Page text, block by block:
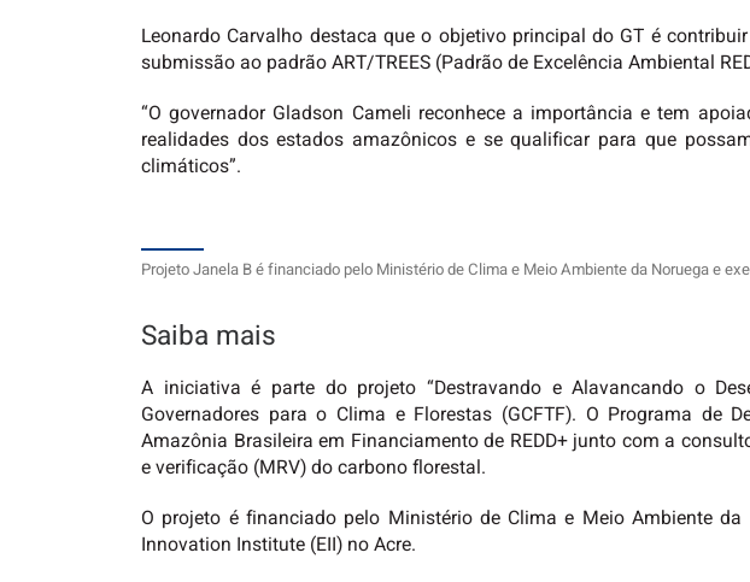
Leonardo Carvalho destaca que o objetivo principal do GT é
submissão ao padrão ART/TREES (Padrão de Excelência Ambiental
“O governador Gladson Cameli reconhece a importância e tem
realidades dos estados amazônicos e se qualificar para que
climáticos”.
Projeto Janela B é financiado pelo Ministério de Clima e Meio Ambiente da Noruega e
Saiba mais
A iniciativa é parte do projeto “Destravando e Alavancando o
Governadores para o Clima e Florestas (GCFTF). O Programa de
Amazônia Brasileira em Financiamento de REDD+ junto com a
e verificação (MRV) do carbono florestal.
O projeto é financiado pelo Ministério de Clima e Meio Ambiente
Innovation Institute (EII) no Acre.